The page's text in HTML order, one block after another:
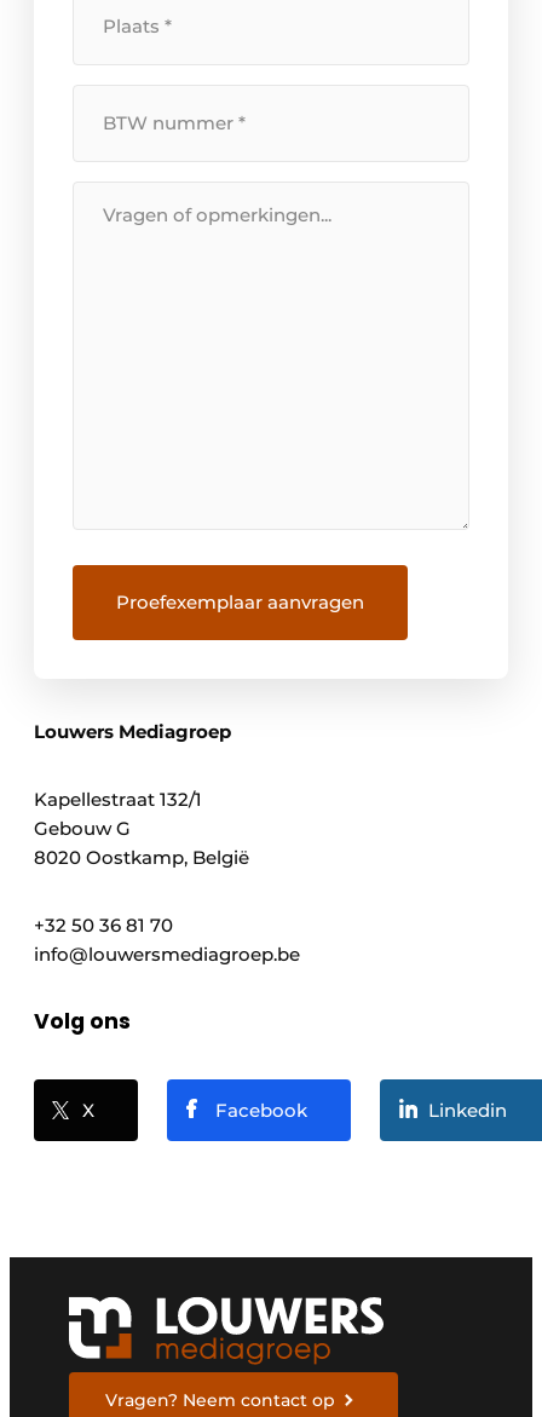
Nummer
*
Louwers Mediagroep
Kapellestraat 132/1
Gebouw G
8020 Oostkamp, België
+32 50 36 81 70
info@louwersmediagroep.be
Volg ons
X Facebook Linkedin
Vragen? Neem contact op